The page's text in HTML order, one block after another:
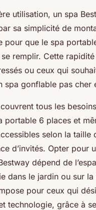
utilisation, un spa
sa simplicité de
pour que le spa
remplir. Cette
ou ceux qui
spa gonflable pas cher
tous les
portable 6 places et
selon la taille
d’invités. Opter pour
dépend de
dans le jardin ou sur la
pour ceux qui
technologie, grâce à